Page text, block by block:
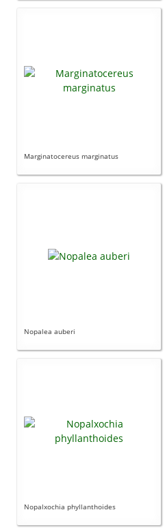
Marginatocereus marginatus
Nopalea auberi
Nopalxochia phyllanthoides